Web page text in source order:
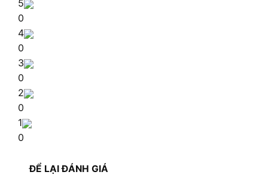
5
0
4
0
3
0
2
0
1
0
ĐỂ LẠI ĐÁNH GIÁ